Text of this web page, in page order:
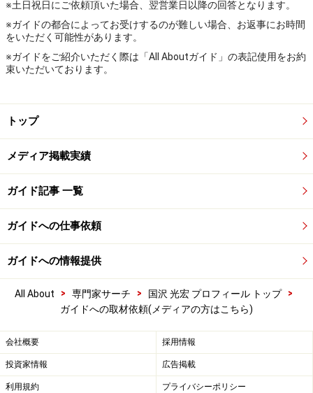
※土日祝日にご依頼頂いた場合、翌営業日以降の回答となります。
※ガイドの都合によってお受けするのが難しい場合、お返事にお時間
をいただく可能性があります。
※ガイドをご紹介いただく際は「All Aboutガイド」の表記使用をお約
束いただいております。
トップ
メディア掲載実績
ガイド記事 一覧
ガイドへの仕事依頼
ガイドへの情報提供
All About > 専門家サーチ > 国沢 光宏 プロフィール トップ
>
ガイドへの取材依頼(メディアの方はこちら)
会社概要 採用情報
投資家情報 広告掲載
利用規約 プライバシーポリシー